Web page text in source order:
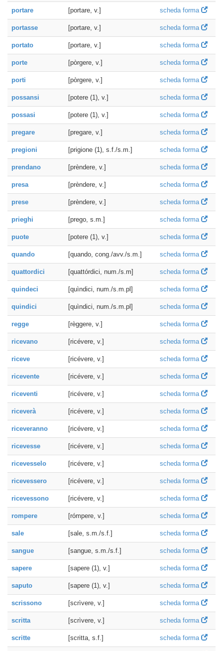
portare [portare, v.] scheda forma
portasse [portare, v.] scheda forma
portato [portare, v.] scheda forma
porte [pòrgere, v.] scheda forma
porti [pòrgere, v.] scheda forma
possansi [potere (1), v.] scheda forma
possasi [potere (1), v.] scheda forma
pregare [pregare, v.] scheda forma
pregioni [prigione (1), s.f./s.m.] scheda forma
prendano [prèndere, v.] scheda forma
presa [prèndere, v.] scheda forma
prese [prèndere, v.] scheda forma
prieghi [prego, s.m.] scheda forma
puote [potere (1), v.] scheda forma
quando [quando, cong./avv./s.m.] scheda forma
quattordici [quattórdici, num./s.m] scheda forma
quindeci [quìndici, num./s.m.pl] scheda forma
quindici [quìndici, num./s.m.pl] scheda forma
regge [règgere, v.] scheda forma
ricevano [ricévere, v.] scheda forma
riceve [ricévere, v.] scheda forma
ricevente [ricévere, v.] scheda forma
riceventi [ricévere, v.] scheda forma
riceverà [ricévere, v.] scheda forma
riceveranno [ricévere, v.] scheda forma
ricevesse [ricévere, v.] scheda forma
ricevesselo [ricévere, v.] scheda forma
ricevessero [ricévere, v.] scheda forma
ricevessono [ricévere, v.] scheda forma
rompere [rómpere, v.] scheda forma
sale [sale, s.m./s.f.] scheda forma
sangue [sangue, s.m./s.f.] scheda forma
sapere [sapere (1), v.] scheda forma
saputo [sapere (1), v.] scheda forma
scrissono [scrìvere, v.] scheda forma
scritta [scrìvere, v.] scheda forma
scritte [scritta, s.f.] scheda forma